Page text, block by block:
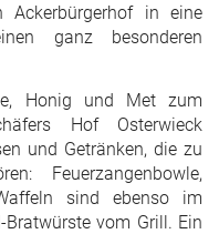
Ackerbürgerhof in eine
ganz besonderen
Honig und Met zum
Hof Osterwieck
und Getränken, die zu
Feuerzangenbowle,
sind ebenso im
vom Grill. Ein